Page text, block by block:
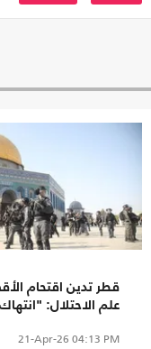
قطر تدين اقتحام
علم الاحتلال:
21-Apr-26 04:13 PM